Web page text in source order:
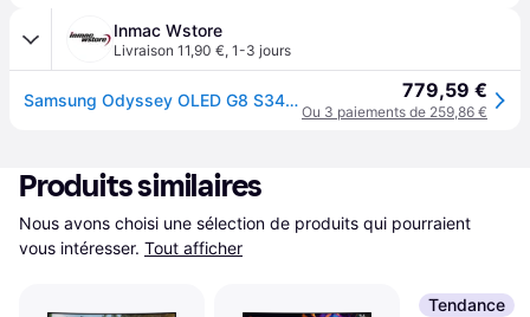
Inmac Wstore
Livraison 11,90 €, 1-3 jours
Samsung Odyssey OLED G8 S34DG850SU - moniteur OLED - incurve - 34 779,59 €
Ou 3 paiements de 259,86 €
Produits similaires
Nous avons choisi une sélection de produits qui pourraient
vous intéresser. Tout afficher
Tendance